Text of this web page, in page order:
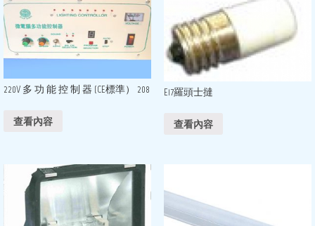
220V 多 功 能 控 制 器 (CE標準） 208
查看內容
E17羅頭士撻
查看內容